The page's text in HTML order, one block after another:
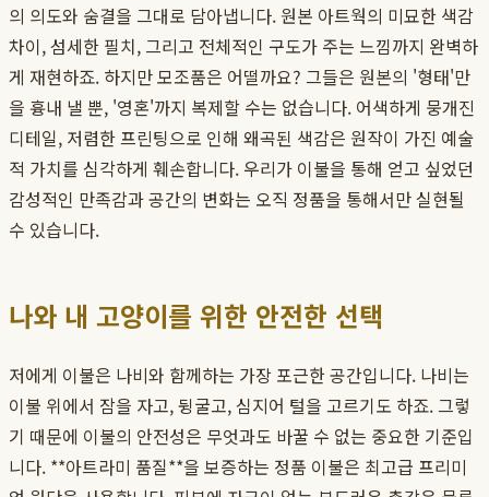
의 의도와 숨결을 그대로 담아냅니다. 원본 아트웍의 미묘한 색감
차이, 섬세한 필치, 그리고 전체적인 구도가 주는 느낌까지 완벽하
게 재현하죠. 하지만 모조품은 어떨까요? 그들은 원본의 '형태'만
을 흉내 낼 뿐, '영혼'까지 복제할 수는 없습니다. 어색하게 뭉개진
디테일, 저렴한 프린팅으로 인해 왜곡된 색감은 원작이 가진 예술
적 가치를 심각하게 훼손합니다. 우리가 이불을 통해 얻고 싶었던
감성적인 만족감과 공간의 변화는 오직 정품을 통해서만 실현될
수 있습니다.
나와 내 고양이를 위한 안전한 선택
저에게 이불은 나비와 함께하는 가장 포근한 공간입니다. 나비는
이불 위에서 잠을 자고, 뒹굴고, 심지어 털을 고르기도 하죠. 그렇
기 때문에 이불의 안전성은 무엇과도 바꿀 수 없는 중요한 기준입
니다. **아트라미 품질**을 보증하는 정품 이불은 최고급 프리미